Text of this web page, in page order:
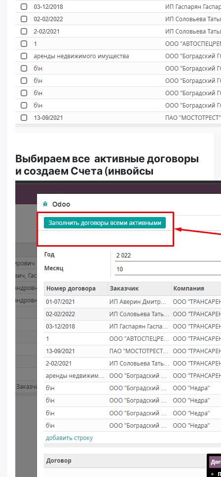
Выбираем все активные договоры
и создаем Счета (инвойсы